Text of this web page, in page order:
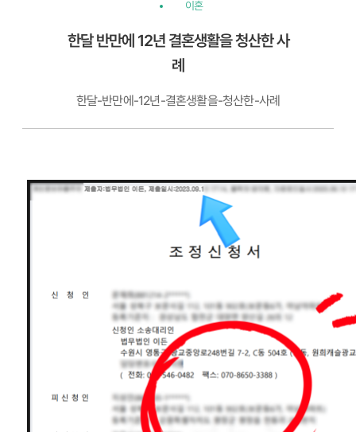
이혼
한달 반만에 12년 결혼생활을 청산한 사
례
한달-반만에-12년-결혼생활을-청산한-사례